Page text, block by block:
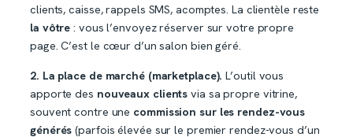
clients, caisse, rappels SMS, acomptes. La clientèle reste
la vôtre : vous l’envoyez réserver sur votre propre
page. C’est le cœur d’un salon bien géré.
2. La place de marché (marketplace). L’outil vous
apporte des nouveaux clients via sa propre vitrine,
souvent contre une commission sur les rendez-vous
générés (parfois élevée sur le premier rendez-vous d’un